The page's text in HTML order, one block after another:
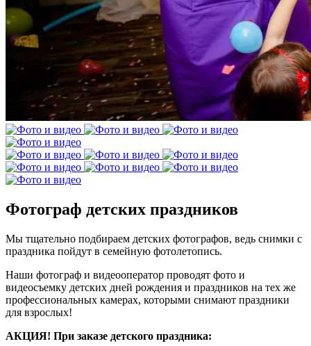
Фотограф детских праздников
Мы тщательно подбираем детских фотографов, ведь снимки с
праздника пойдут в семейную фотолетопись.
Наши фотограф и видеооператор проводят фото и
видеосъемку детских дней рождения и праздников на тех же
профессиональных камерах, которыми снимают праздники
для взрослых!
АКЦИЯ! При заказе детского праздника: